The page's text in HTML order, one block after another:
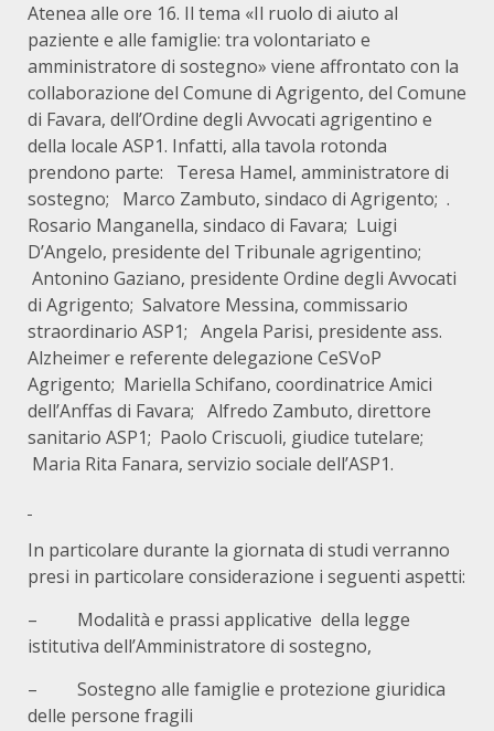
Atenea alle ore 16. Il tema «Il ruolo di aiuto al
paziente e alle famiglie: tra volontariato e
amministratore di sostegno» viene affrontato con la
collaborazione del Comune di Agrigento, del Comune
di Favara, dell’Ordine degli Avvocati agrigentino e
della locale ASP1. Infatti, alla tavola rotonda
prendono parte: Teresa Hamel, amministratore di
sostegno; Marco Zambuto, sindaco di Agrigento; .
Rosario Manganella, sindaco di Favara; Luigi
D’Angelo, presidente del Tribunale agrigentino;
Antonino Gaziano, presidente Ordine degli Avvocati
di Agrigento; Salvatore Messina, commissario
straordinario ASP1; Angela Parisi, presidente ass.
Alzheimer e referente delegazione CeSVoP
Agrigento; Mariella Schifano, coordinatrice Amici
dell’Anffas di Favara; Alfredo Zambuto, direttore
sanitario ASP1; Paolo Criscuoli, giudice tutelare;
Maria Rita Fanara, servizio sociale dell’ASP1.
In particolare durante la giornata di studi verranno
presi in particolare considerazione i seguenti aspetti:
– Modalità e prassi applicative della legge
istitutiva dell’Amministratore di sostegno,
– Sostegno alle famiglie e protezione giuridica
delle persone fragili